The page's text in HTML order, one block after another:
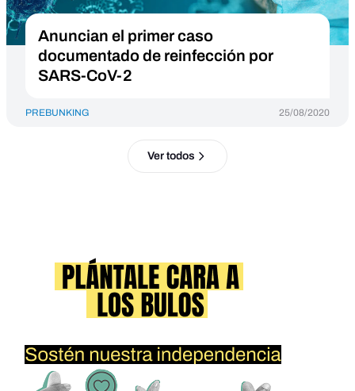
Anuncian el primer caso
documentado de reinfección por
SARS-CoV-2
PREBUNKING 25/08/2020
Ver todos